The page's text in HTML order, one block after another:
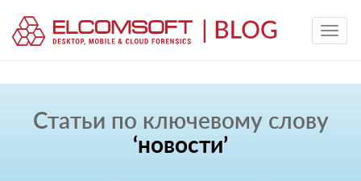
Статьи по ключевому слову
‘новости’